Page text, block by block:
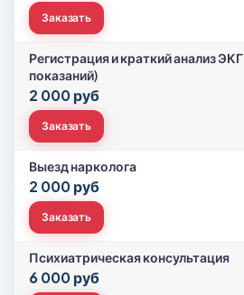
Заказать
Регистрация и краткий анализ
показаний)
2 000 руб
Заказать
Выезд нарколога
2 000 руб
Заказать
Психиатрическая консультация
6 000 руб